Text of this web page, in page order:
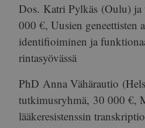
Dos. Katri Pylkäs (Oulu) ja
000 €, Uusien geneettisten
identifioiminen ja
rintasyövässä
PhD Anna Vähärautio
tutkimusryhmä, 30 000 €,
lääkeresistenssin